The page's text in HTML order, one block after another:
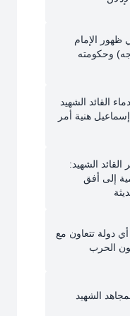
ظهور الإمام
وحكومته
القائد الشهيد
إسماعيل هنية أمر
الشهيد:
إلى أفق
أي دولة تتعاون مع
الحرب
الشهيد